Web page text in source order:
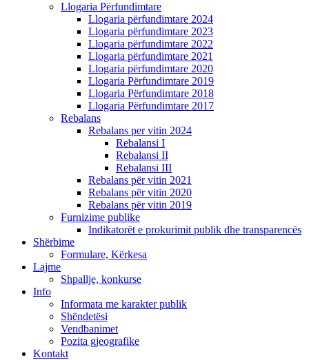
Llogaria Përfundimtare
Llogaria përfundimtare 2024
Llogaria përfundimtare 2023
Llogaria përfundimtare 2022
Llogaria përfundimtare 2021
Llogaria përfundimtare 2020
Llogaria Përfundimtare 2019
Llogaria Përfundimtare 2018
Llogaria Përfundimtare 2017
Rebalans
Rebalans per vitin 2024
Rebalansi I
Rebalansi II
Rebalansi III
Rebalans për vitin 2021
Rebalans për vitin 2020
Rebalans për vitin 2019
Furnizime publike
Indikatorët e prokurimit publik dhe transparencës
Shërbime
Formulare, Kërkesa
Lajme
Shpallje, konkurse
Info
Informata me karakter publik
Shëndetësi
Vendbanimet
Pozita gjeografike
Kontakt